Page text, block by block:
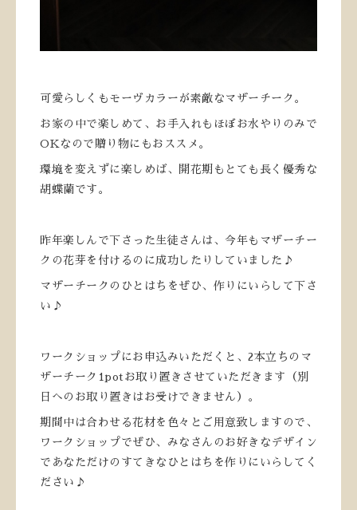
可愛らしくもモーヴカラーが素敵なマザーチーク。
お家の中で楽しめて、お手入れもほぼお水やりのみで
OKなので贈り物にもおススメ。
環境を変えずに楽しめば、開花期もとても長く優秀な
胡蝶蘭です。
昨年楽しんで下さった生徒さんは、今年もマザーチー
クの花芽を付けるのに成功したりしていました♪
マザーチークのひとはちをぜひ、作りにいらして下さ
い♪
ワークショップにお申込みいただくと、2本立ちのマ
ザーチーク1potお取り置きさせていただきます（別
日へのお取り置きはお受けできません）。
期間中は合わせる花材を色々とご用意致しますので、
ワークショップでぜひ、みなさんのお好きなデザイン
であなただけのすてきなひとはちを作りにいらしてく
ださい♪